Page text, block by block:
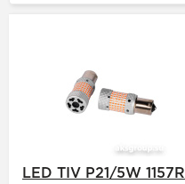
LED TIV P21/5W 1157R